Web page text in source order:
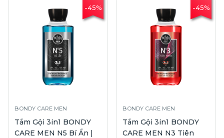
-45%
BONDY CARE MEN
Tắm Gội 3in1 BONDY
CARE MEN N5 Bí Ẩn |
-45%
BONDY CARE MEN
Tắm Gội 3in1 BONDY
CARE MEN N3 Tiên